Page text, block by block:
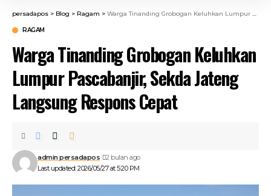
persadapos > Blog > Ragam > Warga Tinanding Grobogan Keluhkan Lumpur Pascabanjir, Sekda Jateng Langsung Respons Cepat
RAGAM
Warga Tinanding Grobogan Keluhkan
Lumpur Pascabanjir, Sekda Jateng
Langsung Respons Cepat
Last updated: 2026/05/27 at 5:20 PM
admin persadapos 2 bulan ago